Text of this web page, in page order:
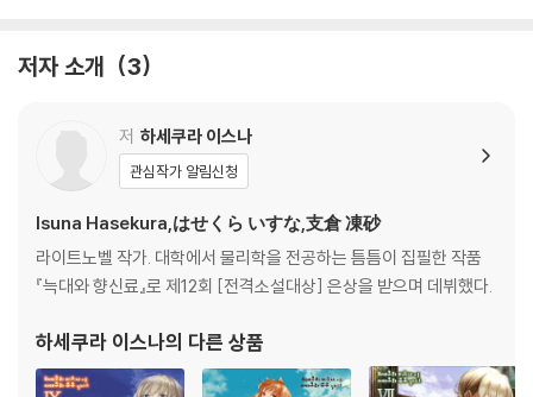
저자 소개 3
저 하세쿠라 이스나
관심작가 알림신청
Isuna Hasekura,はせくら いすな,支倉 凍砂
라이트노벨 작가. 대학에서 물리학을 전공하는 틈틈이 집필한 작품
『늑대와 향신료』로 제12회 [전격소설대상] 은상을 받으며 데뷔했다.
하세쿠라 이스나의 다른 상품